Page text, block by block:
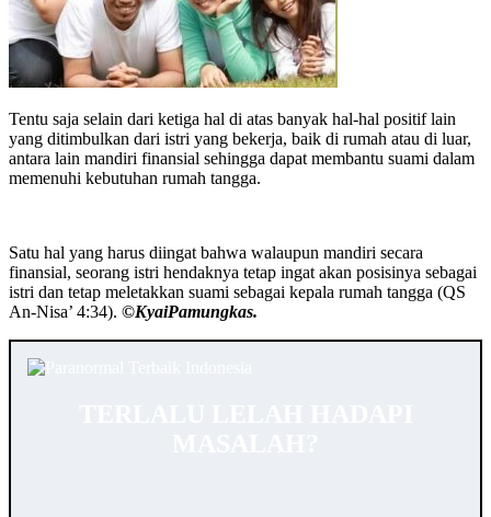
Tentu saja selain dari ketiga hal di atas banyak hal-hal positif lain
yang ditimbulkan dari istri yang bekerja, baik di rumah atau di luar,
antara lain mandiri finansial sehingga dapat membantu suami dalam
memenuhi kebutuhan rumah tangga.
Satu hal yang harus diingat bahwa walaupun mandiri secara
finansial, seorang istri hendaknya tetap ingat akan posisinya sebagai
istri dan tetap meletakkan suami sebagai kepala rumah tangga (QS
An-Nisa’ 4:34). ©️KyaiPamungkas.